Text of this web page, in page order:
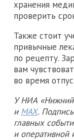
хранения
проверить
Также стоит
привычные
по рецепту.
вам
во время
У НИА «Нижний
и MAX.
главных
и оперативной